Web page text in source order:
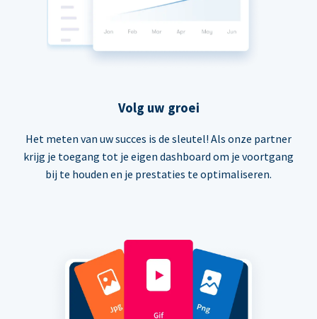
Volg uw groei
Het meten van uw succes is de sleutel! Als onze partner
krijg je toegang tot je eigen dashboard om je voortgang
bij te houden en je prestaties te optimaliseren.